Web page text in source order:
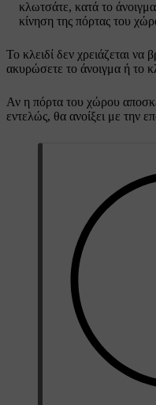
κλωτσάτε, κατά το
κίνηση της πόρτας του
Το κλειδί δεν χρειάζεται να
ακυρώσετε το άνοιγμα ή το
Αν η πόρτα του χώρου
εντελώς, θα ανοίξει με την